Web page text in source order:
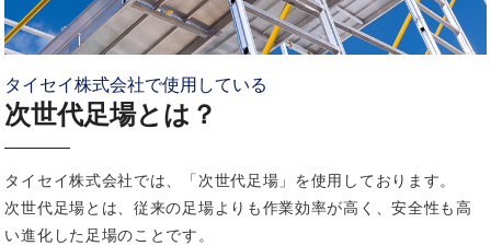
タイセイ株式会社で使用している
次世代足場とは？
タイセイ株式会社では、「次世代足場」を使用しております。
次世代足場とは、従来の足場よりも作業効率が高く、安全性も高
い進化した足場のことです。